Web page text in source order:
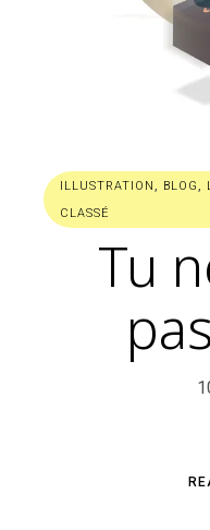
ILLUSTRATION, BLOG,
CLASSÉ
Tu
R E